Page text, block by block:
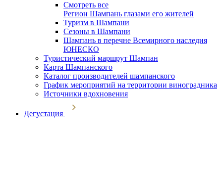
Смотреть все
Регион Шампань глазами его жителей
Туризм в Шампани
Сезоны в Шампани
Шампань в перечне Всемирного наследия
ЮНЕСКО
Туристический маршрут Шампан
Карта Шампанского
Каталог производителей шампанского
График мероприятий на территории виноградника
Источники вдохновения
Дегустация